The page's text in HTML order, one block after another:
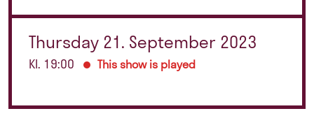
Thursday 21. September 2023
Kl. 19:00 This show is played